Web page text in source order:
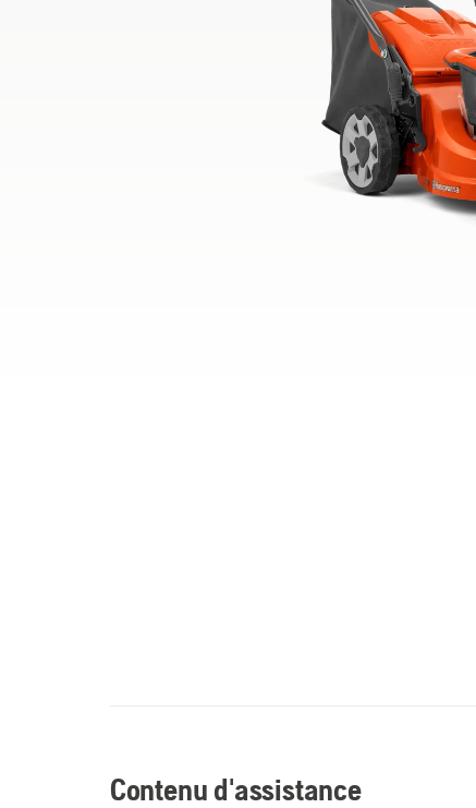
Contenu d'assistance